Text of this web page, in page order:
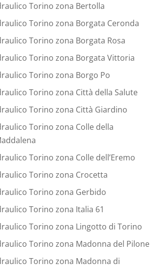
Torino zona Bertolla
Torino zona Borgata Ceronda
Torino zona Borgata Rosa
Torino zona Borgata Vittoria
Torino zona Borgo Po
Torino zona Città della Salute
Torino zona Città Giardino
Torino zona Colle della
Torino zona Colle dell’Eremo
Torino zona Crocetta
Torino zona Gerbido
Torino zona Italia 61
Torino zona Lingotto di Torino
Torino zona Madonna del Pilone
Torino zona Madonna di